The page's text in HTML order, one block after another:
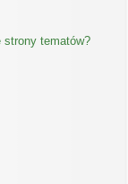
strony tematów?